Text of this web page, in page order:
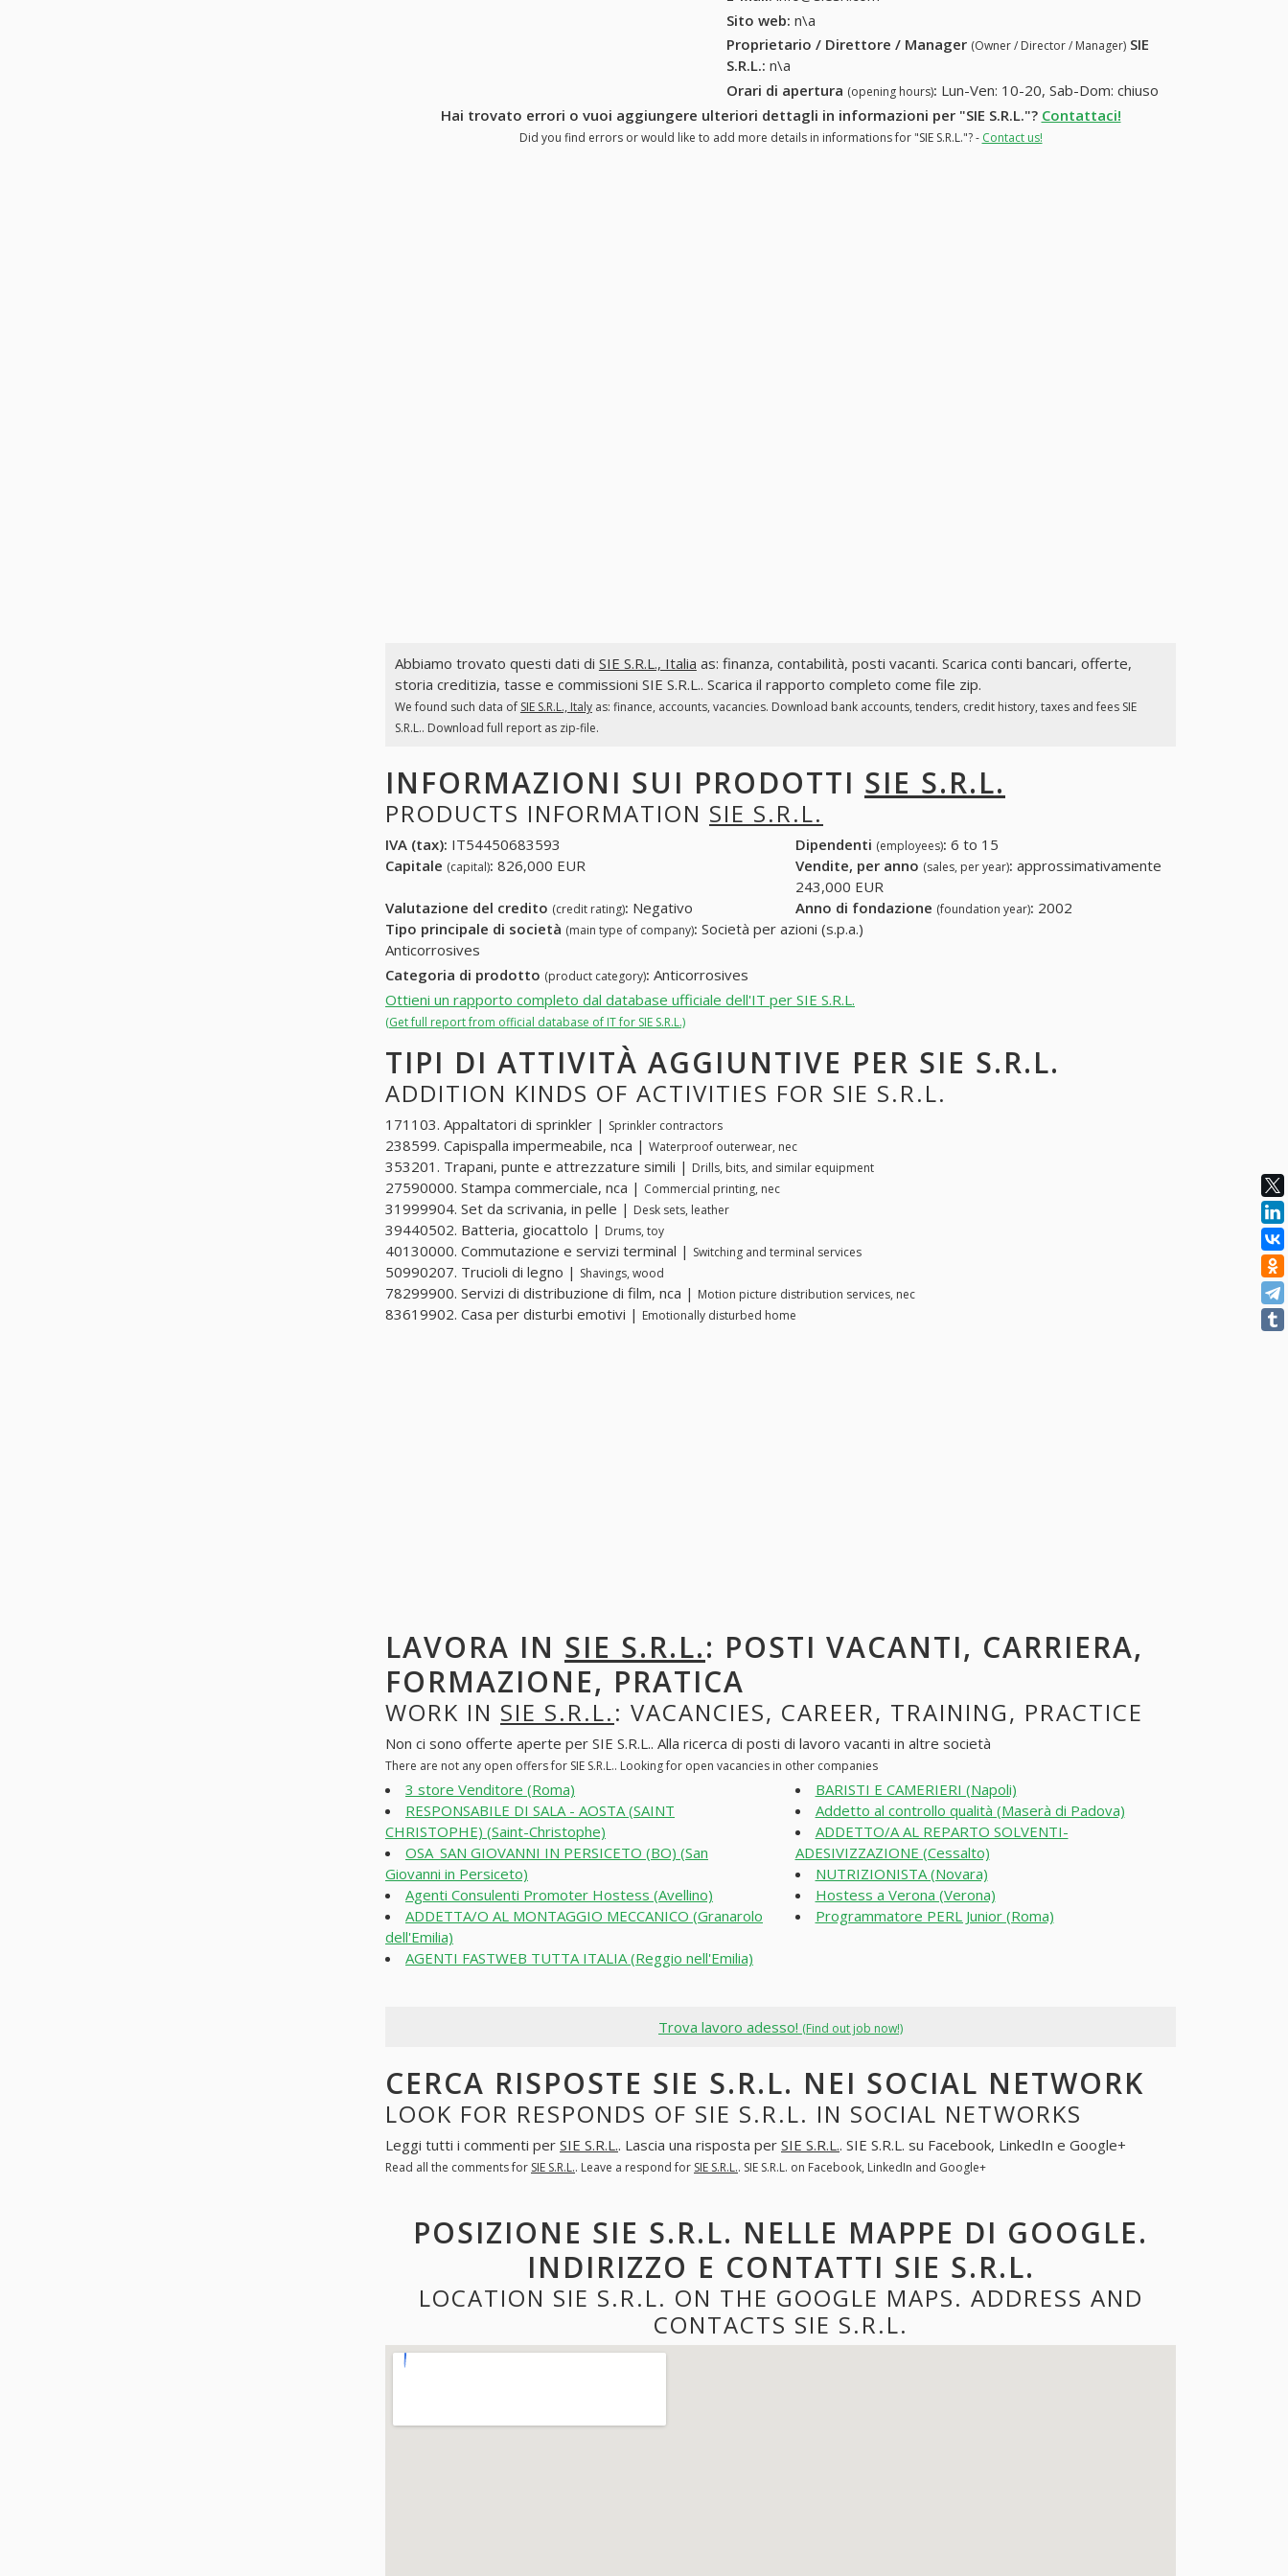
Sito web: n\a
Proprietario / Direttore / Manager (Owner / Director / Manager) SIE
S.R.L.: n\a
Orari di apertura (opening hours): Lun-Ven: 10-20, Sab-Dom: chiuso
Hai trovato errori o vuoi aggiungere ulteriori dettagli in informazioni per "SIE S.R.L."? Contattaci!
Did you find errors or would like to add more details in informations for "SIE S.R.L."? - Contact us!
Abbiamo trovato questi dati di SIE S.R.L., Italia as: finanza, contabilità, posti vacanti. Scarica conti bancari, offerte,
storia creditizia, tasse e commissioni SIE S.R.L.. Scarica il rapporto completo come file zip.
We found such data of SIE S.R.L., Italyas: finance, accounts, vacancies. Download bank accounts, tenders, credit history, taxes and fees SIE
S.R.L.. Download full report as zip-file.
INFORMAZIONI SUI PRODOTTI SIE S.R.L.
PRODUCTS INFORMATION SIE S.R.L.
IVA (tax): IT54450683593 Dipendenti (employees): 6 to 15
Capitale (capital): 826,000 EUR Vendite, per anno (sales, per year): approssimativamente
243,000 EUR
Valutazione del credito (credit rating): Negativo Anno di fondazione (foundation year): 2002
Tipo principale di società (main type of company): Società per azioni (s.p.a.)
Anticorrosives
Categoria di prodotto (product category): Anticorrosives
Ottieni un rapporto completo dal database ufficiale dell'IT per SIE S.R.L.
(Get full report from official database of IT for SIE S.R.L.)
TIPI DI ATTIVITÀ AGGIUNTIVE PER SIE S.R.L.
ADDITION KINDS OF ACTIVITIES FOR SIE S.R.L.
171103. Appaltatori di sprinkler | Sprinkler contractors
238599. Capispalla impermeabile, nca | Waterproof outerwear, nec
353201. Trapani, punte e attrezzature simili | Drills, bits, and similar equipment
27590000. Stampa commerciale, nca | Commercial printing, nec
31999904. Set da scrivania, in pelle | Desk sets, leather
39440502. Batteria, giocattolo | Drums, toy
40130000. Commutazione e servizi terminal | Switching and terminal services
50990207. Trucioli di legno | Shavings, wood
78299900. Servizi di distribuzione di film, nca | Motion picture distribution services, nec
83619902. Casa per disturbi emotivi | Emotionally disturbed home
LAVORA IN SIE S.R.L.: POSTI VACANTI, CARRIERA,
FORMAZIONE, PRATICA
WORK IN SIE S.R.L.: VACANCIES, CAREER, TRAINING, PRACTICE
Non ci sono offerte aperte per SIE S.R.L.. Alla ricerca di posti di lavoro vacanti in altre società
There are not any open offers for SIE S.R.L.. Looking for open vacancies in other companies
3 store Venditore (Roma)
RESPONSABILE DI SALA - AOSTA (SAINT
CHRISTOPHE) (Saint-Christophe)
OSA_SAN GIOVANNI IN PERSICETO (BO) (San
Giovanni in Persiceto)
Agenti Consulenti Promoter Hostess (Avellino)
ADDETTA/O AL MONTAGGIO MECCANICO (Granarolo
dell'Emilia)
AGENTI FASTWEB TUTTA ITALIA (Reggio nell'Emilia)
BARISTI E CAMERIERI (Napoli)
Addetto al controllo qualità (Maserà di Padova)
ADDETTO/A AL REPARTO SOLVENTI-
ADESIVIZZAZIONE (Cessalto)
NUTRIZIONISTA (Novara)
Hostess a Verona (Verona)
Programmatore PERL Junior (Roma)
Trova lavoro adesso! (Find out job now!)
CERCA RISPOSTE SIE S.R.L. NEI SOCIAL NETWORK
LOOK FOR RESPONDS OF SIE S.R.L. IN SOCIAL NETWORKS
Leggi tutti i commenti per SIE S.R.L.. Lascia una risposta per SIE S.R.L.. SIE S.R.L. su Facebook, LinkedIn e Google+
Read all the comments for SIE S.R.L.. Leave a respond for SIE S.R.L.. SIE S.R.L. on Facebook, LinkedIn and Google+
POSIZIONE SIE S.R.L. NELLE MAPPE DI GOOGLE.
INDIRIZZO E CONTATTI SIE S.R.L.
LOCATION SIE S.R.L. ON THE GOOGLE MAPS. ADDRESS AND
CONTACTS SIE S.R.L.